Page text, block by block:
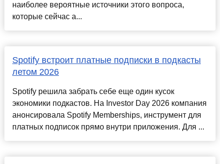
наиболее вероятные источники этого вопроса,
которые сейчас а...
Spotify встроит платные подписки в подкасты
летом 2026
Spotify решила забрать себе еще один кусок
экономики подкастов. На Investor Day 2026 компания
анонсировала Spotify Memberships, инструмент для
платных подписок прямо внутри приложения. Для ...